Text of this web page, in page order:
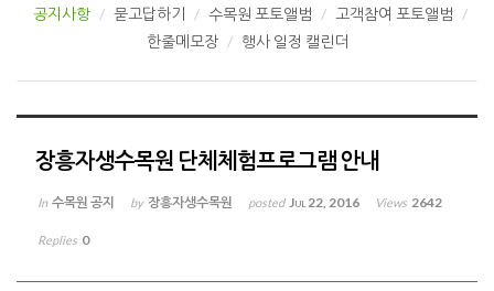
공지사항 묻고답하기 수목원 포토앨범
고객참여 포토앨범
한줄메모장
행사 일정 캘린더
장흥자생수목원 단체체험프로그램 안내
In 수목원 공지 by 장흥자생수목원 posted Jul 22, 2016 Views 2642
Replies 0